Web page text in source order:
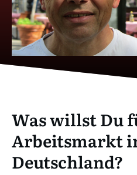
Was willst Du
Arbeitsmarkt
Deutschland?